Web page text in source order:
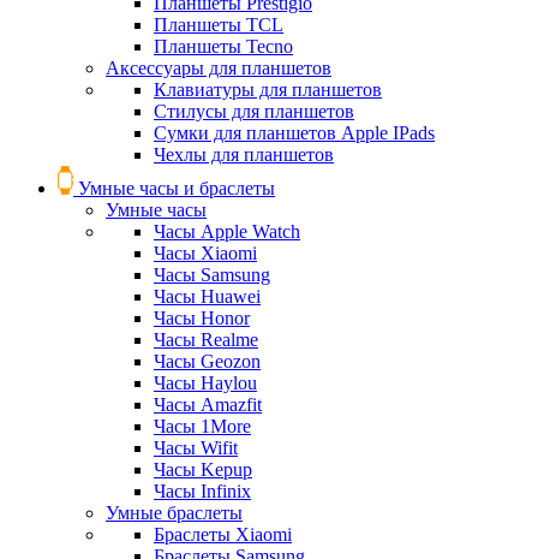
Планшеты TCL
Планшеты Tecno
Аксессуары для планшетов
Клавиатуры для планшетов
Стилусы для планшетов
Сумки для планшетов Apple IPads
Чехлы для планшетов
Умные часы и браслеты
Умные часы
Часы Apple Watch
Часы Xiaomi
Часы Samsung
Часы Huawei
Часы Honor
Часы Realme
Часы Geozon
Часы Haylou
Часы Amazfit
Часы 1More
Часы Wifit
Часы Kepup
Часы Infinix
Умные браслеты
Браслеты Xiaomi